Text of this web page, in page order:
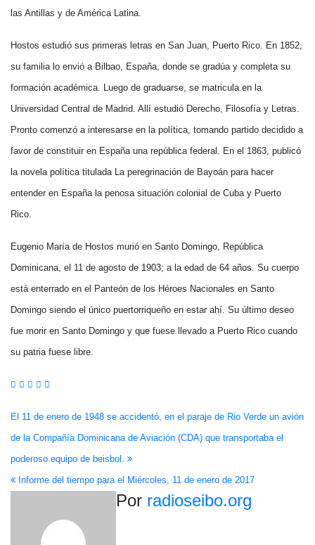
las Antillas y de América Latina.
Hostos estudió sus primeras letras en San Juan, Puerto Rico. En 1852,
su familia lo envió a Bilbao, España, donde se gradúa y completa su
formación académica. Luego de graduarse, se matricula en la
Universidad Central de Madrid. Allí estudió Derecho, Filosofía y Letras.
Pronto comenzó a interesarse en la política, tomando partido decidido a
favor de constituir en España una república federal. En el 1863, publicó
la novela política titulada La peregrinación de Bayoán para hacer
entender en España la penosa situación colonial de Cuba y Puerto
Rico.
Eugenio María de Hostos murió en Santo Domingo, República
Dominicana, el 11 de agosto de 1903; a la edad de 64 años. Su cuerpo
está enterrado en el Panteón de los Héroes Nacionales en Santo
Domingo siendo el único puertorriqueño en estar ahí. Su último deseo
fue morir en Santo Domingo y que fuese llevado a Puerto Rico cuando
su patria fuese libre.
Navegación
de
entradas
El 11 de enero de 1948 se accidentó, en el paraje de Rio Verde un avión
de la Compañía Dominicana de Aviación (CDA) que transportaba el
poderoso equipo de beisbol.
Informe del tiempo para el Miércoles, 11 de enero de 2017
Por radioseibo.org